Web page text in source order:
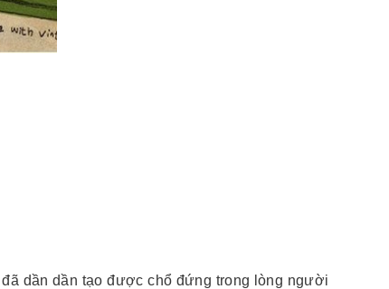
dần dần tạo được chổ đứng trong lòng người